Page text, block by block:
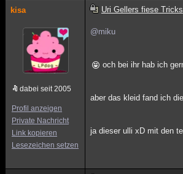
kisa
dabei seit 2005
Profil anzeigen
Private Nachricht
Link kopieren
Lesezeichen setzen
Uri Gellers fiese Tricks
@miku
och bei ihr hab ich
aber das kleid fand ich
ja dieser ulli xD mit den